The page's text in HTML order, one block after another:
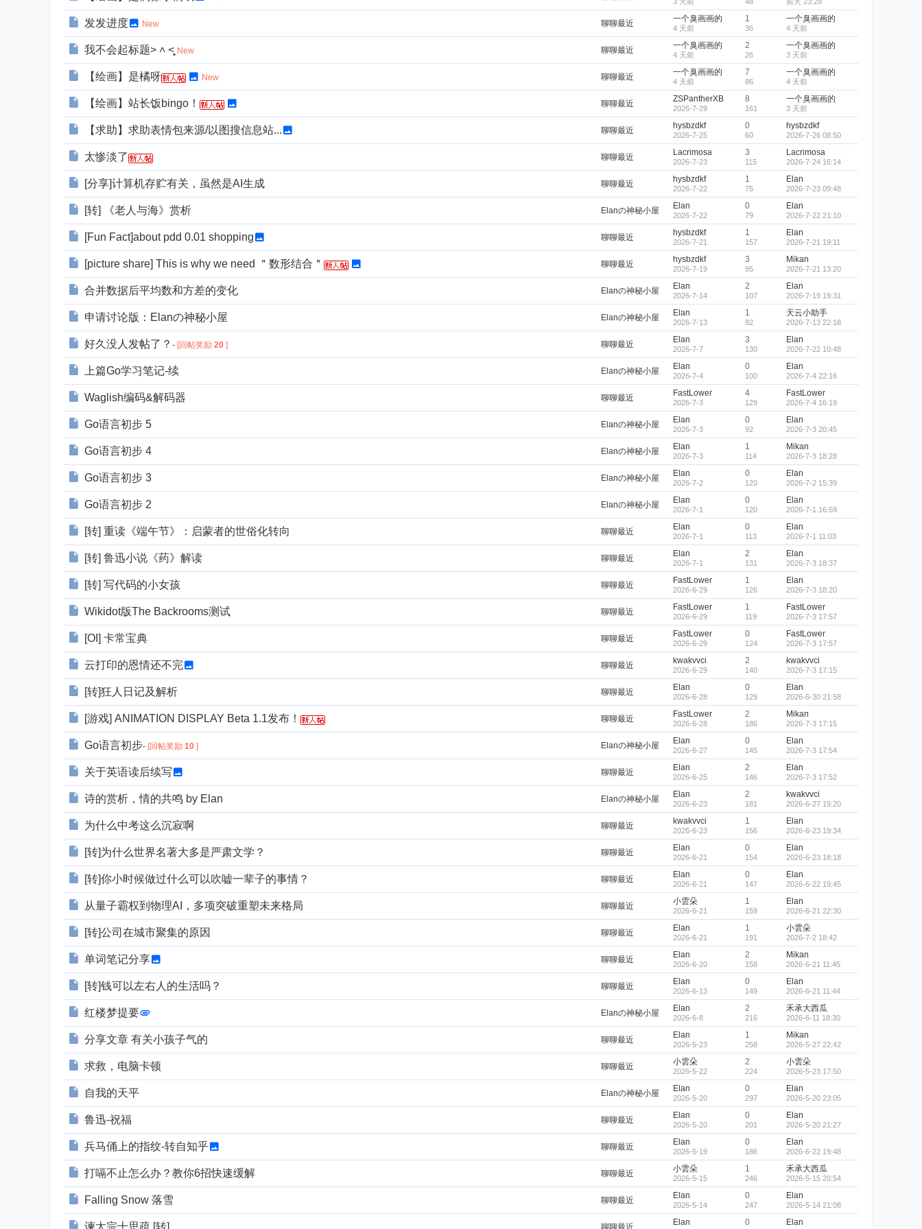
发发进度 New 聊聊最近 一个臭画画的
4 天前
1
36
一个臭画画的
4 天前
我不会起标题˃ ˄ ˂̥̥ ​ New 聊聊最近 一个臭画画的
4 天前
2
26
一个臭画画的
3 天前
【绘画】是橘呀 New 聊聊最近 一个臭画画的
4 天前
7
86
一个臭画画的
4 天前
【绘画】站长饭bingo！ 聊聊最近 ZSPantherXB
2026-7-29
8
161
一个臭画画的
3 天前
【求助】求助表情包来源/以图搜信息站... 聊聊最近 hysbzdkf
2026-7-25
0
60
hysbzdkf
2026-7-26 08:50
太惨淡了 聊聊最近 Lacrimosa
2026-7-23
3
115
Lacrimosa
2026-7-24 16:14
[分享]计算机存贮有关，虽然是AI生成 聊聊最近 hysbzdkf
2026-7-22
1
75
Elan
2026-7-23 09:48
[转] 《老人与海》赏析 Elanの神秘小屋 Elan
2026-7-22
0
79
Elan
2026-7-22 21:10
[Fun Fact]about pdd 0.01 shopping 聊聊最近 hysbzdkf
2026-7-21
1
157
Elan
2026-7-21 19:11
[picture share] This is why we need ＂数形结合＂ 聊聊最近 hysbzdkf
2026-7-19
3
95
Mikan
2026-7-21 13:20
合并数据后平均数和方差的变化 Elanの神秘小屋 Elan
2026-7-14
2
107
Elan
2026-7-19 19:31
申请讨论版：Elanの神秘小屋 Elanの神秘小屋 Elan
2026-7-13
1
92
天云小助手
2026-7-13 22:18
好久没人发帖了？ - [回帖奖励 20 ] 聊聊最近 Elan
2026-7-7
3
130
Elan
2026-7-22 10:48
上篇Go学习笔记-续 Elanの神秘小屋 Elan
2026-7-4
0
100
Elan
2026-7-4 22:16
Waglish编码&解码器 聊聊最近 FastLower
2026-7-3
4
129
FastLower
2026-7-4 16:19
Go语言初步 5 Elanの神秘小屋 Elan
2026-7-3
0
92
Elan
2026-7-3 20:45
Go语言初步 4 Elanの神秘小屋 Elan
2026-7-3
1
114
Mikan
2026-7-3 18:28
Go语言初步 3 Elanの神秘小屋 Elan
2026-7-2
0
120
Elan
2026-7-2 15:39
Go语言初步 2 Elanの神秘小屋 Elan
2026-7-1
0
120
Elan
2026-7-1 16:59
[转] 重读《端午节》：启蒙者的世俗化转向 聊聊最近 Elan
2026-7-1
0
113
Elan
2026-7-1 11:03
[转] 鲁迅小说《药》解读 聊聊最近 Elan
2026-7-1
2
131
Elan
2026-7-3 18:37
[转] 写代码的小女孩 聊聊最近 FastLower
2026-6-29
1
126
Elan
2026-7-3 18:20
Wikidot版The Backrooms测试 聊聊最近 FastLower
2026-6-29
1
119
FastLower
2026-7-3 17:57
[OI] 卡常宝典 聊聊最近 FastLower
2026-6-29
0
124
FastLower
2026-7-3 17:57
云打印的恩情还不完 聊聊最近 kwakvvci
2026-6-29
2
140
kwakvvci
2026-7-3 17:15
[转]狂人日记及解析 聊聊最近 Elan
2026-6-28
0
129
Elan
2026-6-30 21:58
[游戏] ANIMATION DISPLAY Beta 1.1发布！ 聊聊最近 FastLower
2026-6-28
2
186
Mikan
2026-7-3 17:15
Go语言初步- [回帖奖励 10 ] Elanの神秘小屋 Elan
2026-6-27
0
145
Elan
2026-7-3 17:54
关于英语读后续写 聊聊最近 Elan
2026-6-25
2
146
Elan
2026-7-3 17:52
诗的赏析，情的共鸣 by Elan Elanの神秘小屋 Elan
2026-6-23
2
181
kwakvvci
2026-6-27 19:20
为什么中考这么沉寂啊 聊聊最近 kwakvvci
2026-6-23
1
156
Elan
2026-6-23 19:34
[转]为什么世界名著大多是严肃文学？ 聊聊最近 Elan
2026-6-21
0
154
Elan
2026-6-23 18:18
[转]你小时候做过什么可以吹嘘一辈子的事情？ 聊聊最近 Elan
2026-6-21
0
147
Elan
2026-6-22 19:45
从量子霸权到物理AI，多项突破重塑未来格局 聊聊最近 小雲朵
2026-6-21
1
159
Elan
2026-6-21 22:30
[转]公司在城市聚集的原因 聊聊最近 Elan
2026-6-21
1
191
小雲朵
2026-7-2 18:42
单词笔记分享 聊聊最近 Elan
2026-6-20
2
158
Mikan
2026-6-21 11:45
[转]钱可以左右人的生活吗？ 聊聊最近 Elan
2026-6-13
0
149
Elan
2026-6-21 11:44
红楼梦提要 Elanの神秘小屋 Elan
2026-6-8
2
216
禾承大西瓜
2026-6-11 18:30
分享文章 有关小孩子气的 聊聊最近 Elan
2026-5-23
1
258
Mikan
2026-5-27 22:42
求救，电脑卡顿 聊聊最近 小雲朵
2026-5-22
2
224
小雲朵
2026-5-23 17:50
自我的天平 Elanの神秘小屋 Elan
2026-5-20
0
297
Elan
2026-5-20 23:05
鲁迅-祝福 聊聊最近 Elan
2026-5-20
0
201
Elan
2026-5-20 21:27
兵马俑上的指纹-转自知乎 聊聊最近 Elan
2026-5-19
0
186
Elan
2026-6-22 19:48
打嗝不止怎么办？教你6招快速缓解 聊聊最近 小雲朵
2026-5-15
1
246
禾承大西瓜
2026-5-15 20:54
Falling Snow 落雪 聊聊最近 Elan
2026-5-14
0
247
Elan
2026-5-14 21:08
谏太宗十思疏 [转] 聊聊最近 Elan 0 Elan